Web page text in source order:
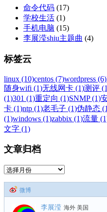
命令代码 (17)
学校生活 (1)
手机电脑 (15)
李展滢shiu主题曲 (4)
标签云
linux (10)centos (7)wordpress (6)
随身wifi (1)无线网卡 (1)测评
(1)301 (1)重定向 (1)SNMP (1)
卡 (1)ntp (1)老毛子 (1)伪静态
(1)windows (1)zabbix (1)流量
文字 (1)
文章归档